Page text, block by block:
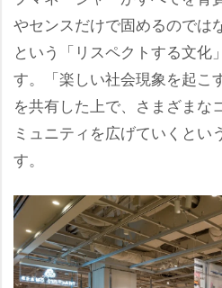
センスだけで固めるのでは
という「リスペクトする文化
す。「楽しい社会現象を起こ
を共有した上で、さまざまな
ミュニティを広げていくとい
す。